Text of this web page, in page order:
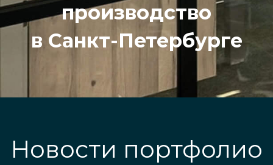
производство
в Санкт-Петербурге
Новости портфолио